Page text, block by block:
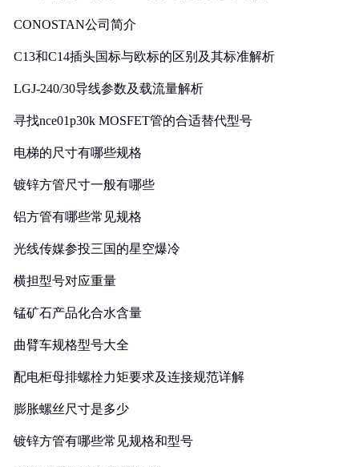
CONOSTAN公司简介
C13和C14插头国标与欧标的区别及其标准解析
LGJ-240/30导线参数及载流量解析
寻找nce01p30k MOSFET管的合适替代型号
电梯的尺寸有哪些规格
镀锌方管尺寸一般有哪些
铝方管有哪些常见规格
光线传媒参投三国的星空爆冷
横担型号对应重量
锰矿石产品化合水含量
曲臂车规格型号大全
配电柜母排螺栓力矩要求及连接规范详解
膨胀螺丝尺寸是多少
镀锌方管有哪些常见规格和型号